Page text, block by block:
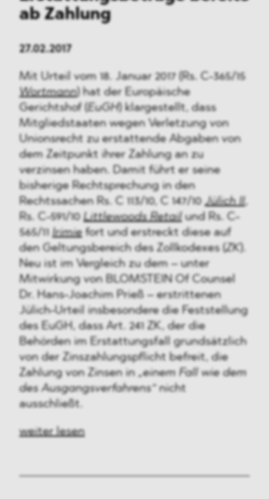
ab Zahlung
27.02.2017
Mit Urteil vom 18. Januar 2017 (Rs. C-365/15
Wortmann) hat der Europäische
Gerichtshof ( EuGH) klargestellt, dass
Mitgliedstaaten wegen Verletzung von
Unionsrecht zu erstattende Abgaben von
dem Zeitpunkt ihrer Zahlung an zu
verzinsen haben. Damit führt er seine
bisherige Rechtsprechung in den
Rechtssachen Rs. C 113/10, C 147/10Jülich II,
Rs. C-591/10Littlewoods Retail und Rs. C-
565/11Irimiefort und erstreckt diese auf
den Geltungsbereich des Zollkodexes (ZK).
Neu ist im Vergleich zu dem – unter
Mitwirkung von BLOMSTEIN Of Counsel
Dr. Hans-Joachim Prieß – erstrittenen
Jülich-Urteil insbesondere die Feststellung
des EuGH, dass Art. 241 ZK, der die
Behörden im Erstattungsfall grundsätzlich
von der Zinszahlungspflicht befreit, die
Zahlung von Zinsen in „einem Fall wie dem
des Ausgangsverfahrens“nicht
ausschließt.
weiter lesen